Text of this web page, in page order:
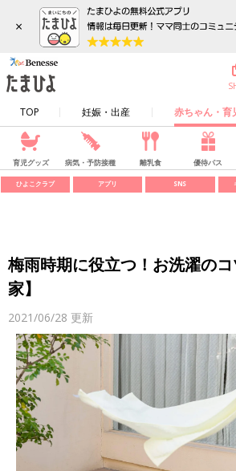
×
TOP 妊娠・出産 赤ちゃん・育
育児グッズ 病気・予防接種 離乳食 優待パス
ひよこクラブ アプリ SNS
梅雨時期に役立つ！お洗濯の
家】
2021/06/28 更新